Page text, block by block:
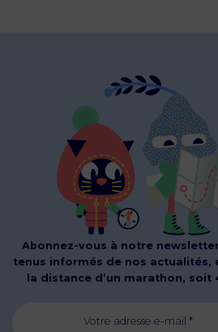
Abonnez-vous à notre
tenus informés de nos actualités,
la distance d’un marathon, soit
Votre adresse e-mail *